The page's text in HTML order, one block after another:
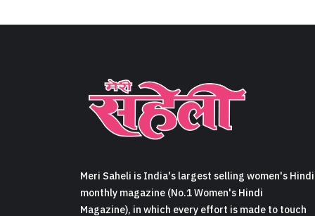
Meri Saheli is India's largest selling women's Hindi
monthly magazine (No.1 Women's Hindi
Magazine), in which every effort is made to touch